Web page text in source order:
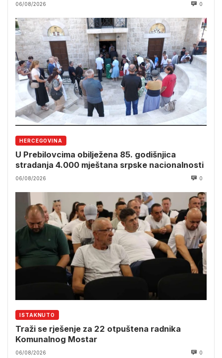
06/08/2026 0
HERCEGOVINA
U Prebilovcima obilježena 85. godišnjica
stradanja 4.000 mještana srpske nacionalnosti
06/08/2026 0
ISTAKNUTO
Traži se rješenje za 22 otpuštena radnika
Komunalnog Mostar
06/08/2026 0